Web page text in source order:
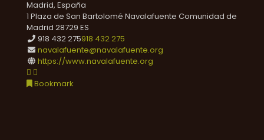
Madrid, España
1 Plaza de San Bartolomé Navalafuente Comunidad de
Madrid 28729 ES
918 432 275918 432 275
navalafuente@navalafuente.org
https://www.navalafuente.org
Bookmark